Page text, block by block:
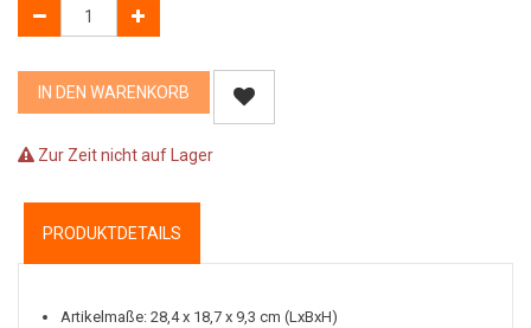
IN DEN WARENKORB
Zur Zeit nicht auf Lager
PRODUKTDETAILS
Artikelmaße: 28,4 x 18,7 x 9,3 cm (LxBxH)